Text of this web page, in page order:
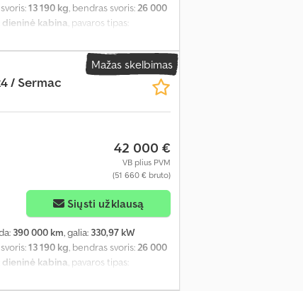
13 190 kg, bendras svoris:26 000
dieninė kabina, pavaros tipas:
diferencialo užraktas, kruizo
Mažas skelbimas
/ Sermac
42 000 €
VB plius PVM
(51 660 € bruto)
Siųsti užklausą
390 000 km, galia: 330,97 kW
13 190 kg, bendras svoris:26 000
dieninė kabina, pavaros tipas:
diferencialo užraktas, kruizo